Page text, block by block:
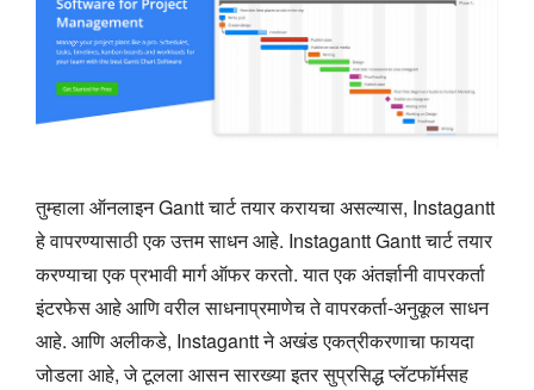
तुम्हाला ऑनलाइन Gantt चार्ट तयार करायचा असल्यास, Instagantt
हे वापरण्यासाठी एक उत्तम साधन आहे. Instagantt Gantt चार्ट तयार
करण्याचा एक प्रभावी मार्ग ऑफर करतो. यात एक अंतर्ज्ञानी वापरकर्ता
इंटरफेस आहे आणि वरील साधनाप्रमाणेच ते वापरकर्ता-अनुकूल साधन
आहे. आणि अलीकडे, Instagantt ने अखंड एकत्रीकरणाचा फायदा
जोडला आहे, जे टूलला आसन सारख्या इतर सुप्रसिद्ध प्लॅटफॉर्मसह